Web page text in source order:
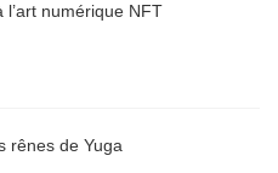
numérique NFT
rênes de Yuga